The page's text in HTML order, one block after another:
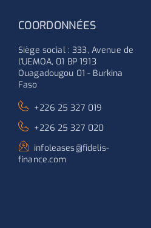
COORDONNÉES
Siège social : 333, Avenue de
l'UEMOA, 01 BP 1913
Ouagadougou 01 - Burkina
Faso
+226 25 327 019
+226 25 327 020
infoleases@fidelis-
finance.com